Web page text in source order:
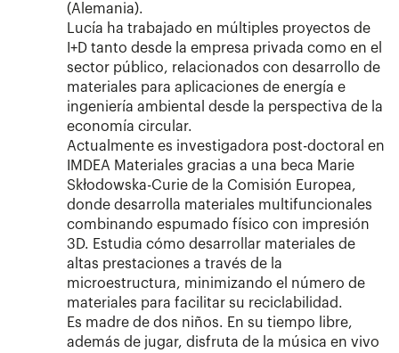
(Alemania).
Lucía ha trabajado en múltiples proyectos de
I+D tanto desde la empresa privada como en el
sector público, relacionados con desarrollo de
materiales para aplicaciones de energía e
ingeniería ambiental desde la perspectiva de la
economía circular.
Actualmente es investigadora post-doctoral en
IMDEA Materiales gracias a una beca Marie
Skłodowska-Curie de la Comisión Europea,
donde desarrolla materiales multifuncionales
combinando espumado físico con impresión
3D. Estudia cómo desarrollar materiales de
altas prestaciones a través de la
microestructura, minimizando el número de
materiales para facilitar su reciclabilidad.
Es madre de dos niños. En su tiempo libre,
además de jugar, disfruta de la música en vivo